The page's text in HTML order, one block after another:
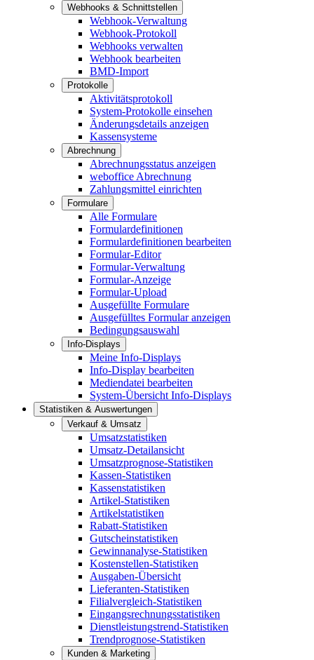
Webhooks & Schnittstellen
Webhook-Verwaltung
Webhook-Protokoll
Webhooks verwalten
Webhook bearbeiten
BMD-Import
Protokolle
Aktivitätsprotokoll
System-Protokolle einsehen
Änderungsdetails anzeigen
Kassensysteme
Abrechnung
Abrechnungsstatus anzeigen
weboffice Abrechnung
Zahlungsmittel einrichten
Formulare
Alle Formulare
Formulardefinitionen
Formulardefinitionen bearbeiten
Formular-Editor
Formular-Verwaltung
Formular-Anzeige
Formular-Upload
Ausgefüllte Formulare
Ausgefülltes Formular anzeigen
Bedingungsauswahl
Info-Displays
Meine Info-Displays
Info-Display bearbeiten
Mediendatei bearbeiten
System-Übersicht Info-Displays
Statistiken & Auswertungen
Verkauf & Umsatz
Umsatzstatistiken
Umsatz-Detailansicht
Umsatzprognose-Statistiken
Kassen-Statistiken
Kassenstatistiken
Artikel-Statistiken
Artikelstatistiken
Rabatt-Statistiken
Gutscheinstatistiken
Gewinnanalyse-Statistiken
Kostenstellen-Statistiken
Ausgaben-Übersicht
Lieferanten-Statistiken
Filialvergleich-Statistiken
Eingangsrechnungsstatistiken
Dienstleistungstrend-Statistiken
Trendprognose-Statistiken
Kunden & Marketing